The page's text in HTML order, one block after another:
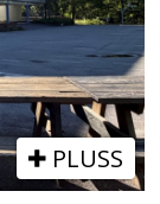
PLUSS